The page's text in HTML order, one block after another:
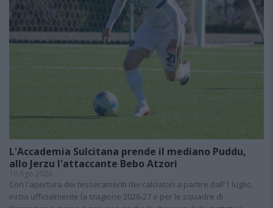
L'Accademia Sulcitana prende il mediano Puddu,
allo Jerzu l'attaccante Bebo Atzori
10 Ago 2026
Con l'apertura dei tesseramenti dei calciatori a partire dall'1 luglio,
inizia ufficialmente la stagione 2026-27 e per le squadre di